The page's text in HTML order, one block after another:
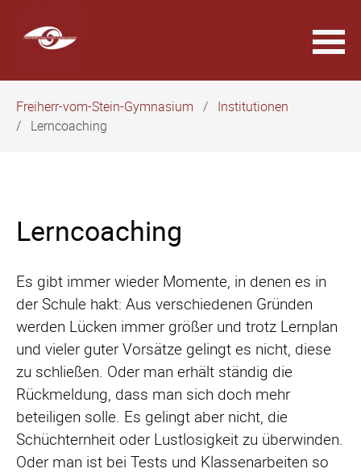
überspringen
Freiherr-vom-Stein-Gymnasium
Institutionen
Lerncoaching
Lerncoaching
Es gibt immer wieder Momente, in denen es in
der Schule hakt: Aus verschiedenen Gründen
werden Lücken immer größer und trotz Lernplan
und vieler guter Vorsätze gelingt es nicht, diese
zu schließen. Oder man erhält ständig die
Rückmeldung, dass man sich doch mehr
beteiligen solle. Es gelingt aber nicht, die
Schüchternheit oder Lustlosigkeit zu überwinden.
Oder man ist bei Tests und Klassenarbeiten so